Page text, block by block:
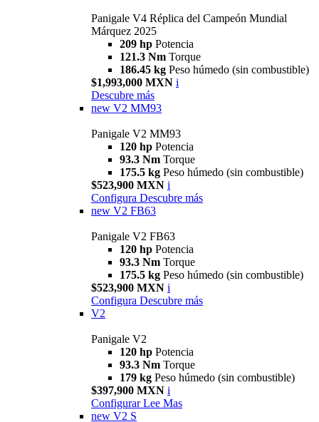
Panigale V4 Réplica del Campeón Mundial
Márquez 2025
209 hp Potencia
121.3 Nm Torque
186.45 kg Peso húmedo (sin combustible)
$1,993,000 MXN i
Descubre más
new V2 MM93
Panigale V2 MM93
120 hp Potencia
93.3 Nm Torque
175.5 kg Peso húmedo (sin combustible)
$523,900 MXN i
Configura Descubre más
new V2 FB63
Panigale V2 FB63
120 hp Potencia
93.3 Nm Torque
175.5 kg Peso húmedo (sin combustible)
$523,900 MXN i
Configura Descubre más
V2
Panigale V2
120 hp Potencia
93.3 Nm Torque
179 kg Peso húmedo (sin combustible)
$397,900 MXN i
Configurar Lee Mas
new V2 S